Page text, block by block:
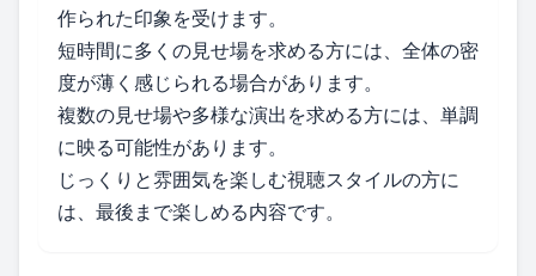
作られた印象を受けます。
短時間に多くの見せ場を求める方には、全体の密
度が薄く感じられる場合があります。
複数の見せ場や多様な演出を求める方には、単調
に映る可能性があります。
じっくりと雰囲気を楽しむ視聴スタイルの方に
は、最後まで楽しめる内容です。